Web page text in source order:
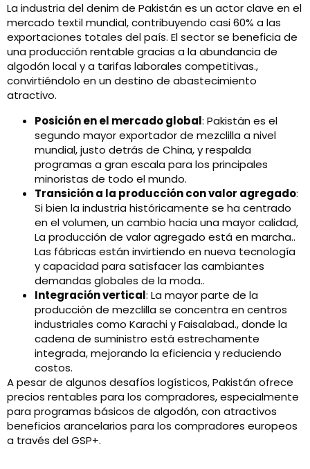
La industria del denim de Pakistán es un actor clave en el
mercado textil mundial, contribuyendo casi 60% a las
exportaciones totales del país. El sector se beneficia de
una producción rentable gracias a la abundancia de
algodón local y a tarifas laborales competitivas.,
convirtiéndolo en un destino de abastecimiento
atractivo.
Posición en el mercado global: Pakistán es el
segundo mayor exportador de mezclilla a nivel
mundial, justo detrás de China, y respalda
programas a gran escala para los principales
minoristas de todo el mundo.
Transición a la producción con valor agregado:
Si bien la industria históricamente se ha centrado
en el volumen, un cambio hacia una mayor calidad,
La producción de valor agregado está en marcha..
Las fábricas están invirtiendo en nueva tecnología
y capacidad para satisfacer las cambiantes
demandas globales de la moda..
Integración vertical: La mayor parte de la
producción de mezclilla se concentra en centros
industriales como Karachi y Faisalabad., donde la
cadena de suministro está estrechamente
integrada, mejorando la eficiencia y reduciendo
costos.
A pesar de algunos desafíos logísticos, Pakistán ofrece
precios rentables para los compradores, especialmente
para programas básicos de algodón, con atractivos
beneficios arancelarios para los compradores europeos
a través del GSP+.